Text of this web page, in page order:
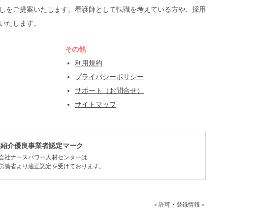
をご提案いたします。看護師として転職を考えている方や、採用
たします。
その他
利用規約
プライバシーポリシー
サポート（お問合せ）
サイトマップ
介優良事業者認定マーク
社ナースパワー人材センターは
働省より適正認定を受けております。
＜許可・登録情報＞